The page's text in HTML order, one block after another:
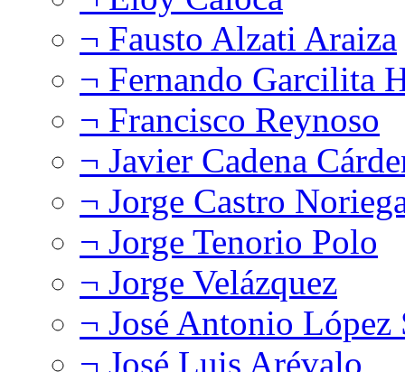
¬ Fausto Alzati Araiza
¬ Fernando Garcilita
¬ Francisco Reynoso
¬ Javier Cadena
¬ Jorge Castro
¬ Jorge Tenorio Polo
¬ Jorge Velázquez
¬ José Antonio López
¬ José Luis Arévalo